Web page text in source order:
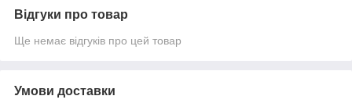
Відгуки про товар
Ще немає відгуків про цей товар
Умови доставки